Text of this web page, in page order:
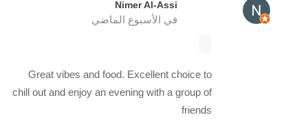
Nimer Al-Assi
في الأسبوع الماضي
Great vibes and food. Excellent choice to
chill out and enjoy an evening with a group of
friends